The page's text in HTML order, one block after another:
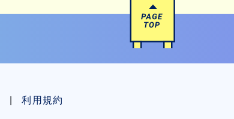
利用規約